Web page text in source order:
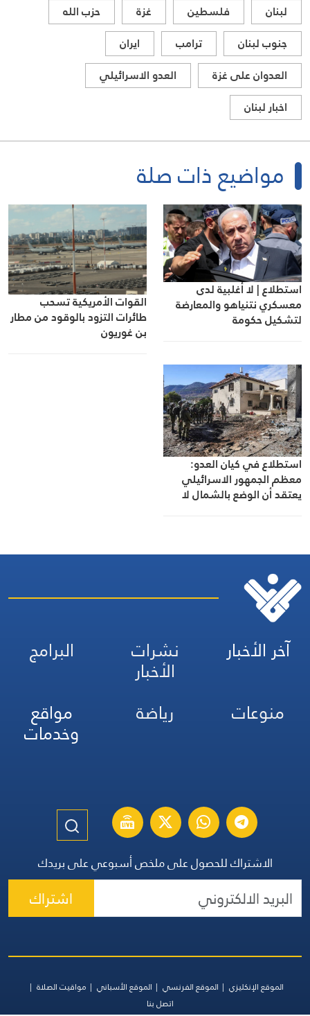
لبنان فلسطين غزة
حزب الله
جنوب لبنان
ترامب
ايران
العدوان على غزة
العدو الاسرائيلي
اخبار لبنان
مواضيع ذات صلة
استطلاع | لا أغلبية لدى
معسكري نتنياهو والمعارضة
لتشكيل حكومة
القوات الأمريكية تسحب
طائرات التزود بالوقود من مطار
بن غوريون
استطلاع في كيان العدو:
معظم الجمهور الاسرائيلي
يعتقد أن الوضع بالشمال لا
آخر الأخبار نشرات
الأخبار
البرامج
منوعات
رياضة مواقع
وخدمات
الاشتراك للحصول على ملخص أسبوعي على بريدك
اشتراك
الموقع الإنكليزي الموقع الفرنسي الموقع الأسباني
مواقيت الصلاة
اتصل بنا